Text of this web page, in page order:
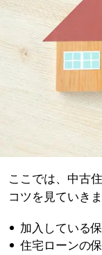
ここでは、中古
コツを見ていきま
加入している
住宅ローンの